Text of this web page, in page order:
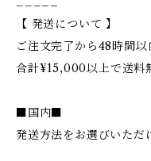
【 発送について 】
ご注文完了から48時間以
合計¥15,000以上で送料
■国内■
発送方法をお選びいただ